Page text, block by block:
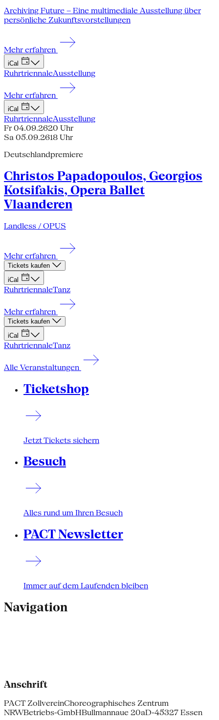
Archiving Future – Eine multimediale Ausstellung über
persönliche Zukunftsvorstellungen
Mehr erfahren
iCal
RuhrtriennaleAusstellung
Mehr erfahren
iCal
RuhrtriennaleAusstellung
Fr 04.09.2620 Uhr
Sa 05.09.2618 Uhr
Deutschlandpremiere
Christos Papadopoulos, Georgios
Kotsifakis, Opera Ballet
Vlaanderen
Landless / OPUS
Mehr erfahren
Tickets kaufen
iCal
RuhrtriennaleTanz
Mehr erfahren
Tickets kaufen
iCal
RuhrtriennaleTanz
Alle Veranstaltungen
Ticketshop
Jetzt Tickets sichern
Besuch
Alles rund um Ihren Besuch
PACT Newsletter
Immer auf dem Laufenden bleiben
Navigation
Anschrift
PACT ZollvereinChoreographisches Zentrum
NRWBetriebs-GmbHBullmannaue 20aD-45327 Essen